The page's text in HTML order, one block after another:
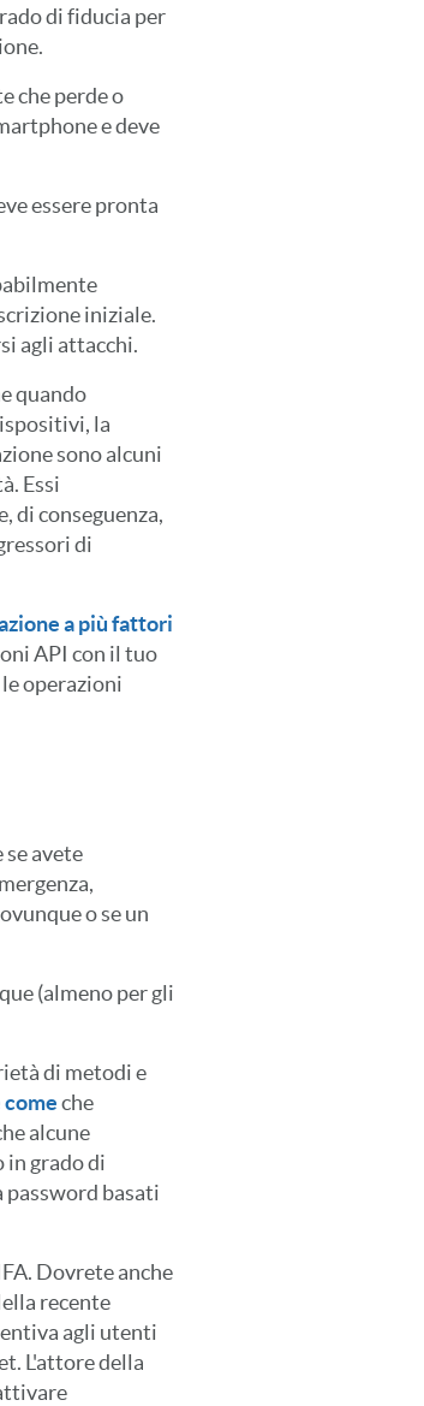
di fiducia per
che perde o
e deve
essere pronta
iniziale.
agli attacchi.
quando
la
sono alcuni
Essi
di conseguenza,
di
a più fattori
API con il tuo
operazioni
avete
o se un
(almeno per gli
di metodi e
comeche
alcune
in grado di
password basati
Dovrete anche
recente
agli utenti
L'attore della